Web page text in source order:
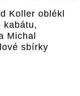
Koller oblékl
kabátu,
Michal
sbírky